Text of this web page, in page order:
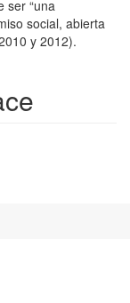
ser “una
social, abierta
y 2012).